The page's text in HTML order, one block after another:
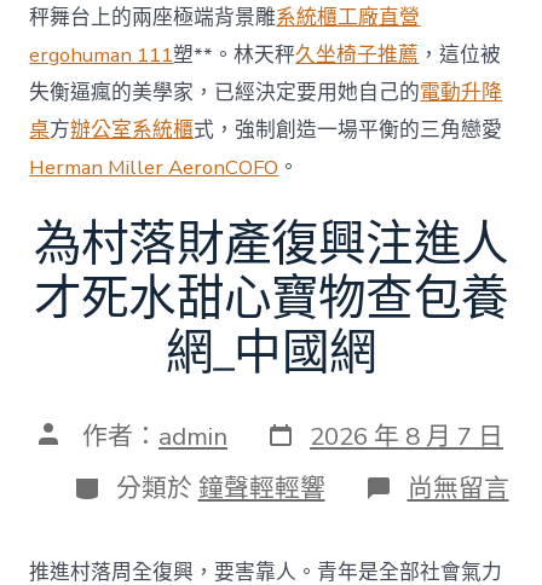
秤舞台上的兩座極端背景雕系統櫃工廠直營
ergohuman 111塑**。林天秤久坐椅子推薦 ，這位被
失衡逼瘋的美學家，已經決定要用她自己的電動升降
桌方辦公室系統櫃式，強制創造一場平衡的三角戀愛
Herman Miller AeronCOFO 。
為村落財產復興注進人
才死水甜心寶物查包養
網_中國網
文 作者： admin 發
表
日
期
2026 年 8 月 7 日
分
類
分類於 鐘聲輕輕響 在
〈為
落
尚無留言
推進村落周全復興，要害靠人。青年是全部社會氣力